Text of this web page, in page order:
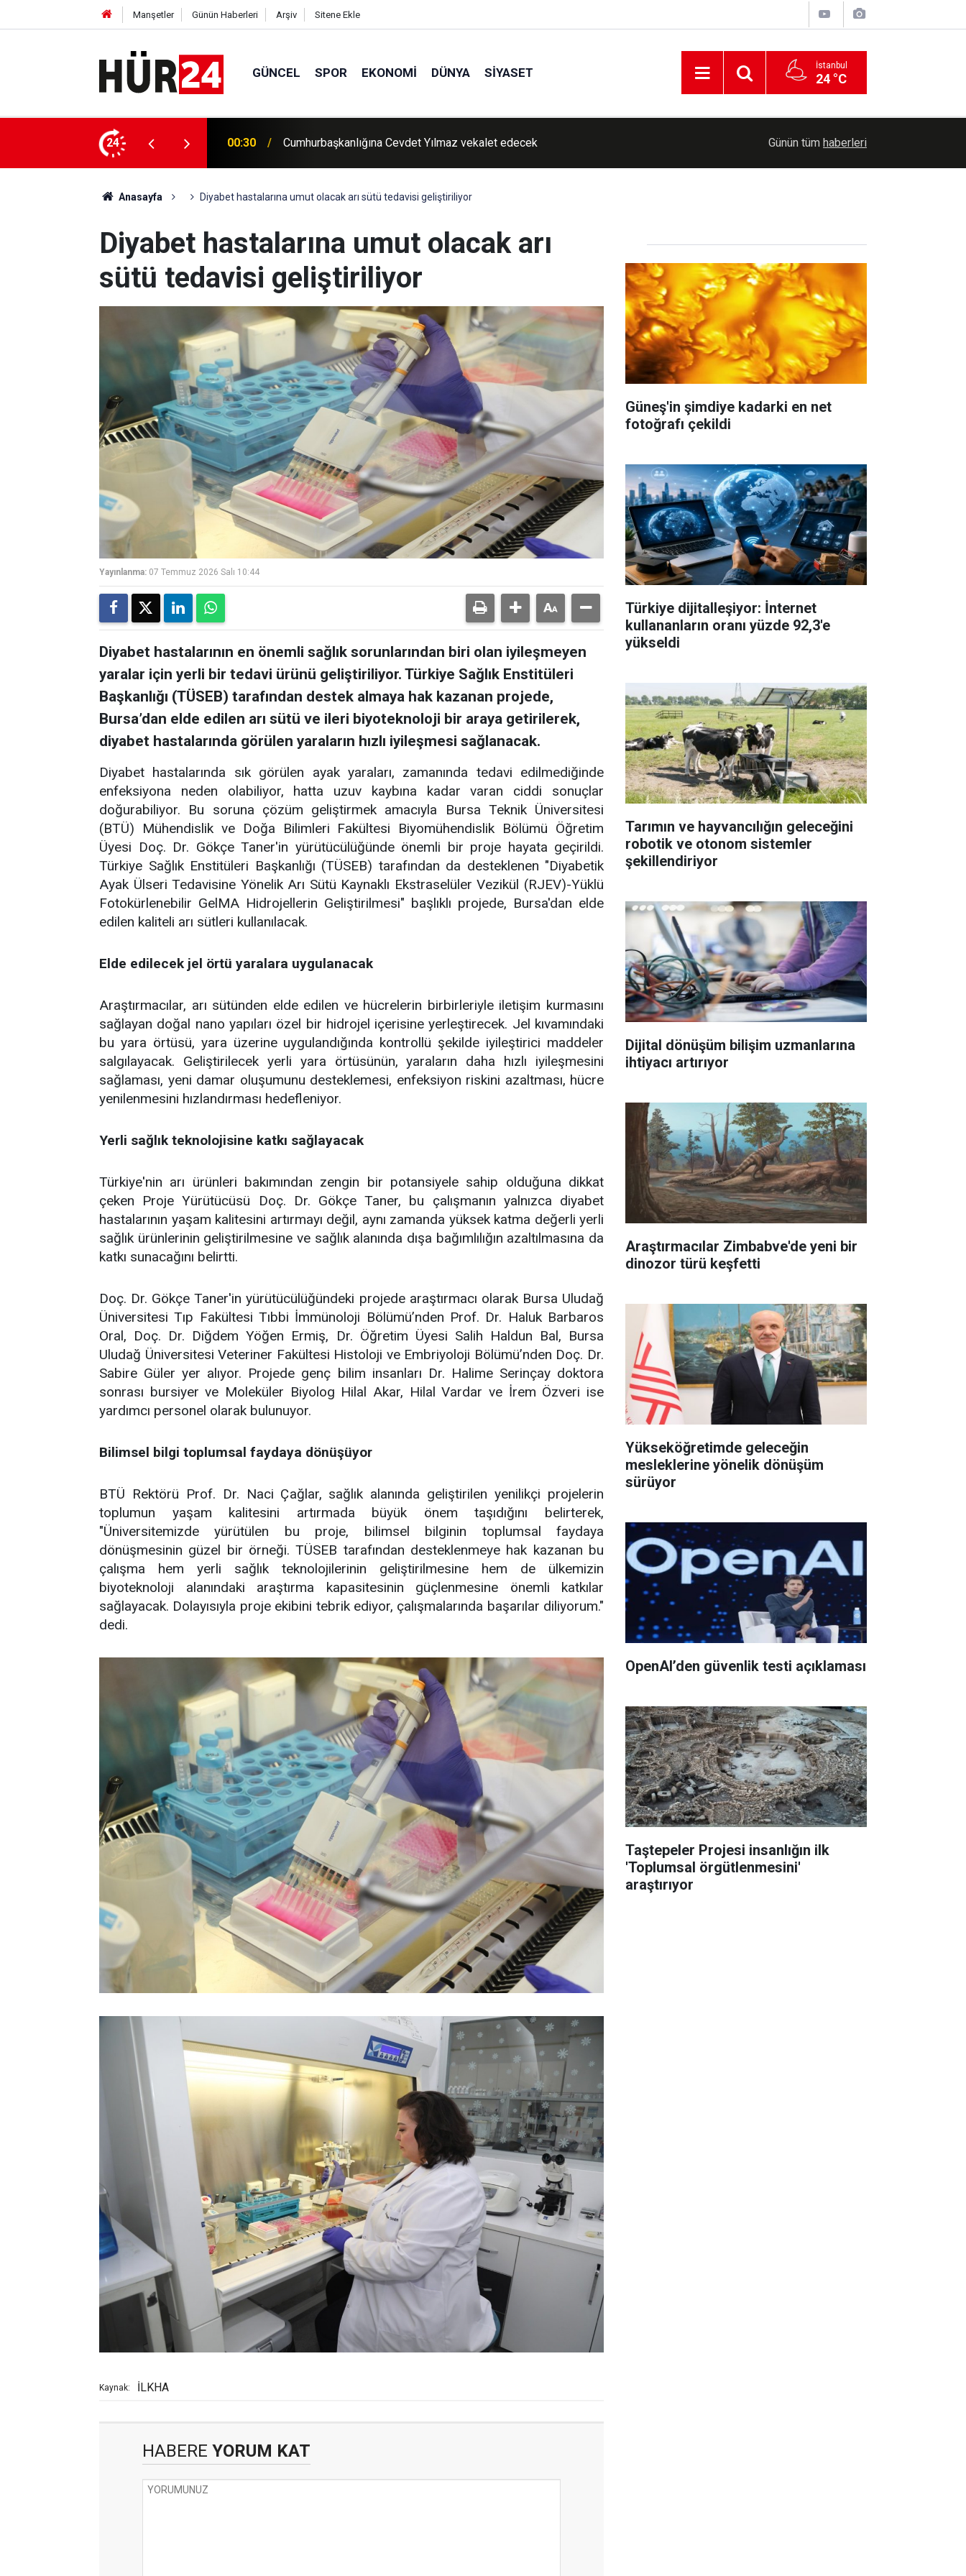
Manşetler Günün Haberleri Arşiv Sitene Ekle
GÜNCEL SPOR EKONOMI DÜNYA SIYASET İstanbul
24 °C
24 00:25 Meteorolojiden Toz Taşınımı Uyarısı İzmir açıklarında 73 düzensiz göçmen
Günün tüm haberleri
Anasayfa Diyabet hastalarına umut olacak arı sütü tedavisi geliştiriliyor
Diyabet hastalarına umut olacak arı
sütü tedavisi geliştiriliyor
Yayınlanma: 07 Temmuz 2026 Salı 10:44
Diyabet hastalarının en önemli sağlık sorunlarından biri olan iyileşmeyen
yaralar için yerli bir tedavi ürünü geliştiriliyor. Türkiye Sağlık Enstitüleri
Başkanlığı (TÜSEB) tarafından destek almaya hak kazanan projede,
Bursa’dan elde edilen arı sütü ve ileri biyoteknoloji bir araya getirilerek,
diyabet hastalarında görülen yaraların hızlı iyileşmesi sağlanacak.
Diyabet hastalarında sık görülen ayak yaraları, zamanında tedavi edilmediğinde
enfeksiyona neden olabiliyor, hatta uzuv kaybına kadar varan ciddi sonuçlar
doğurabiliyor. Bu soruna çözüm geliştirmek amacıyla Bursa Teknik Üniversitesi
(BTÜ) Mühendislik ve Doğa Bilimleri Fakültesi Biyomühendislik Bölümü Öğretim
Üyesi Doç. Dr. Gökçe Taner'in yürütücülüğünde önemli bir proje hayata geçirildi.
Türkiye Sağlık Enstitüleri Başkanlığı (TÜSEB) tarafından da desteklenen "Diyabetik
Ayak Ülseri Tedavisine Yönelik Arı Sütü Kaynaklı Ekstraselüler Vezikül (RJEV)-Yüklü
Fotokürlenebilir GelMA Hidrojellerin Geliştirilmesi" başlıklı projede, Bursa'dan elde
edilen kaliteli arı sütleri kullanılacak.
Elde edilecek jel örtü yaralara uygulanacak
Araştırmacılar, arı sütünden elde edilen ve hücrelerin birbirleriyle iletişim kurmasını
sağlayan doğal nano yapıları özel bir hidrojel içerisine yerleştirecek. Jel kıvamındaki
bu yara örtüsü, yara üzerine uygulandığında kontrollü şekilde iyileştirici maddeler
salgılayacak. Geliştirilecek yerli yara örtüsünün, yaraların daha hızlı iyileşmesini
sağlaması, yeni damar oluşumunu desteklemesi, enfeksiyon riskini azaltması, hücre
yenilenmesini hızlandırması hedefleniyor.
Yerli sağlık teknolojisine katkı sağlayacak
Türkiye'nin arı ürünleri bakımından zengin bir potansiyele sahip olduğuna dikkat
çeken Proje Yürütücüsü Doç. Dr. Gökçe Taner, bu çalışmanın yalnızca diyabet
hastalarının yaşam kalitesini artırmayı değil, aynı zamanda yüksek katma değerli yerli
sağlık ürünlerinin geliştirilmesine ve sağlık alanında dışa bağımlılığın azaltılmasına da
katkı sunacağını belirtti.
Doç. Dr. Gökçe Taner'in yürütücülüğündeki projede araştırmacı olarak Bursa Uludağ
Üniversitesi Tıp Fakültesi Tıbbi İmmünoloji Bölümü’nden Prof. Dr. Haluk Barbaros
Oral, Doç. Dr. Diğdem Yöğen Ermiş, Dr. Öğretim Üyesi Salih Haldun Bal, Bursa
Uludağ Üniversitesi Veteriner Fakültesi Histoloji ve Embriyoloji Bölümü’nden Doç. Dr.
Sabire Güler yer alıyor. Projede genç bilim insanları Dr. Halime Serinçay doktora
sonrası bursiyer ve Moleküler Biyolog Hilal Akar, Hilal Vardar ve İrem Özveri ise
yardımcı personel olarak bulunuyor.
Bilimsel bilgi toplumsal faydaya dönüşüyor
BTÜ Rektörü Prof. Dr. Naci Çağlar, sağlık alanında geliştirilen yenilikçi projelerin
toplumun yaşam kalitesini artırmada büyük önem taşıdığını belirterek,
"Üniversitemizde yürütülen bu proje, bilimsel bilginin toplumsal faydaya
dönüşmesinin güzel bir örneği. TÜSEB tarafından desteklenmeye hak kazanan bu
çalışma hem yerli sağlık teknolojilerinin geliştirilmesine hem de ülkemizin
biyoteknoloji alanındaki araştırma kapasitesinin güçlenmesine önemli katkılar
sağlayacak. Dolayısıyla proje ekibini tebrik ediyor, çalışmalarında başarılar diliyorum."
dedi.
Kaynak: İLKHA
HABERE YORUM KAT
Güneş'in şimdiye kadarki en net
fotoğrafı çekildi
Türkiye dijitalleşiyor: İnternet
kullananların oranı yüzde 92,3'e
yükseldi
Tarımın ve hayvancılığın geleceğini
robotik ve otonom sistemler
şekillendiriyor
Dijital dönüşüm bilişim uzmanlarına
ihtiyacı artırıyor
Araştırmacılar Zimbabve'de yeni bir
dinozor türü keşfetti
Yükseköğretimde geleceğin
mesleklerine yönelik dönüşüm
sürüyor
OpenAI’den güvenlik testi açıklaması
Taştepeler Projesi insanlığın ilk
'Toplumsal örgütlenmesini'
araştırıyor